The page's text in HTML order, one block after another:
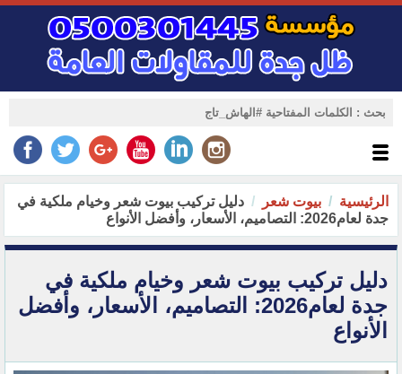
الرئيسية بيوت شعر
دليل تركيب بيوت شعر وخيام ملكية في
جدة لعام2026: التصاميم، الأسعار، وأفضل الأنواع
دليل تركيب بيوت شعر وخيام ملكية في
جدة لعام2026: التصاميم، الأسعار، وأفضل
الأنواع